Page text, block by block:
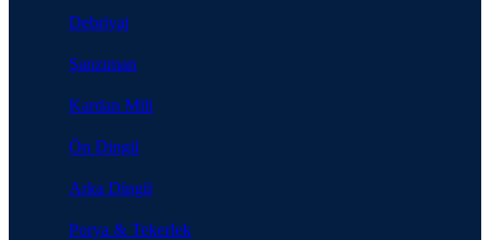
Debriyaj
Şanzıman
Kardan Mili
Ön Dingil
Arka Dingil
Porya & Tekerlek